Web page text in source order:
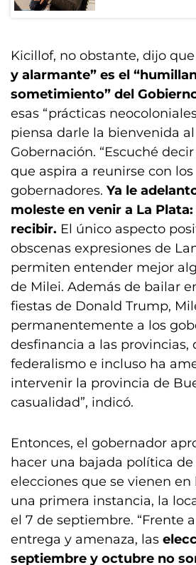
Kicillof, no obstante, dijo
y alarmante” es el
sometimiento” del
esas “prácticas
piensa darle la bienvenida
Gobernación. “Escuché
que aspira a reunirse con los
gobernadores. Ya le
moleste en venir a La
recibir. El único aspecto
obscenas expresiones de
permiten entender mejor
de Milei. Además de bailar
fiestas de Donald Trump,
permanentemente a los
desfinancia a las provincias,
federalismo e incluso ha
intervenir la provincia de
casualidad”, indicó.
Entonces, el gobernador
hacer una bajada política de
elecciones que se vienen en
una primera instancia, la
el 7 de septiembre. “Frente
entrega y amenaza, las
septiembre y octubre no